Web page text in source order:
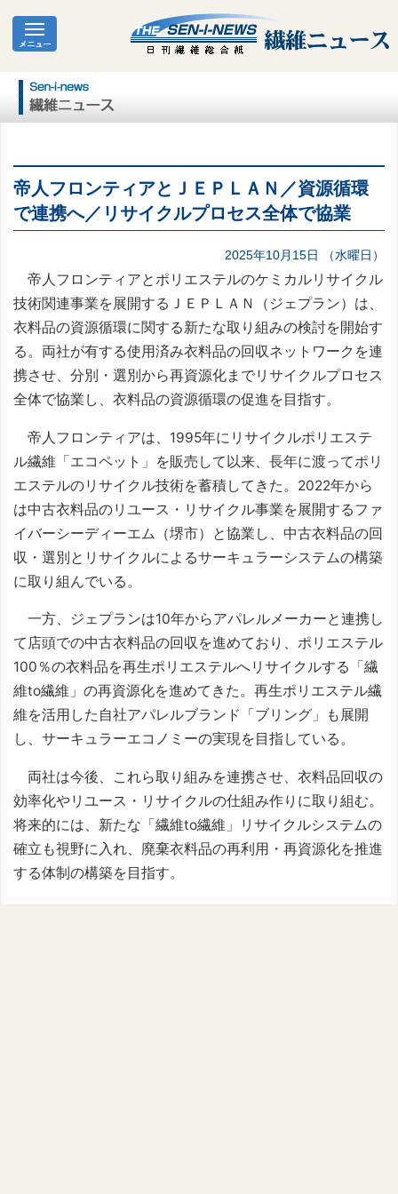
帝人フロンティアとＪＥＰＬＡＮ／資源循環
で連携へ／リサイクルプロセス全体で協業
2025年10月15日 （水曜日）
帝人フロンティアとポリエステルのケミカルリサイクル
技術関連事業を展開するＪＥＰＬＡＮ（ジェプラン）は、
衣料品の資源循環に関する新たな取り組みの検討を開始す
る。両社が有する使用済み衣料品の回収ネットワークを連
携させ、分別・選別から再資源化までリサイクルプロセス
全体で協業し、衣料品の資源循環の促進を目指す。
帝人フロンティアは、1995年にリサイクルポリエステ
ル繊維「エコペット」を販売して以来、長年に渡ってポリ
エステルのリサイクル技術を蓄積してきた。2022年から
は中古衣料品のリユース・リサイクル事業を展開するファ
イバーシーディーエム（堺市）と協業し、中古衣料品の回
収・選別とリサイクルによるサーキュラーシステムの構築
に取り組んでいる。
一方、ジェプランは10年からアパレルメーカーと連携し
て店頭での中古衣料品の回収を進めており、ポリエステル
100％の衣料品を再生ポリエステルへリサイクルする「繊
維to繊維」の再資源化を進めてきた。再生ポリエステル繊
維を活用した自社アパレルブランド「ブリング」も展開
し、サーキュラーエコノミーの実現を目指している。
両社は今後、これら取り組みを連携させ、衣料品回収の
効率化やリユース・リサイクルの仕組み作りに取り組む。
将来的には、新たな「繊維to繊維」リサイクルシステムの
確立も視野に入れ、廃棄衣料品の再利用・再資源化を推進
する体制の構築を目指す。